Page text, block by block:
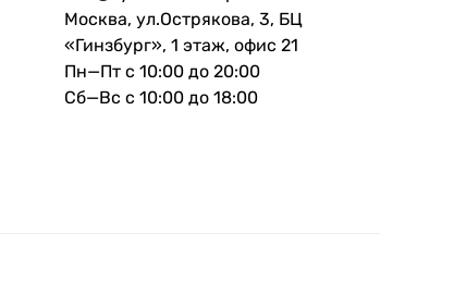
Москва, ул.Острякова, 3, БЦ
«Гинзбург», 1 этаж, офис 21
Пн—Пт с 10:00 до 20:00
Сб—Вс с 10:00 до 18:00